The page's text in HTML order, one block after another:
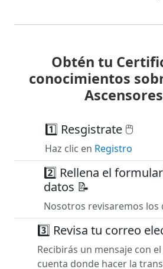
Obtén tu
conocimientos
1️⃣ Resgistrate 🖱️
Haz clic en Registro
2️⃣ Rellena el
datos 📝
Nosotros revisaremos los
3️⃣ Revisa tu correo
Recibirás un mensaje con
cuenta donde hacer la